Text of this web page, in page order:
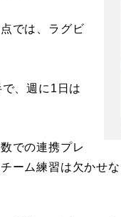
では、ラグビ
、週に1日は
での連携プレ
ーム練習は欠かせ